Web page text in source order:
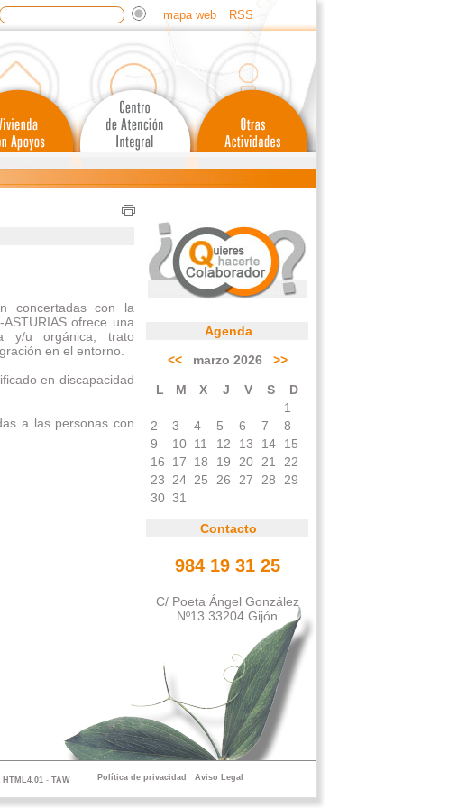
mapa web RSS
concertadas con la
ofrece una
y/u orgánica, trato
en el entorno.
en discapacidad
a las personas con
Agenda
<<marzo 2026 >>
L M X J V S
D
1
2
3 4 5 6 7
8
9
10 11 12 13 14
15
16
17 18 19 20 21
22
23
24 25 26 27 28
29
30 31
Contacto
984 19 31 25
C/ Poeta Ángel González
Nº13 33204 Gijón
HTML4.01- TAW Política de privacidad Aviso Legal